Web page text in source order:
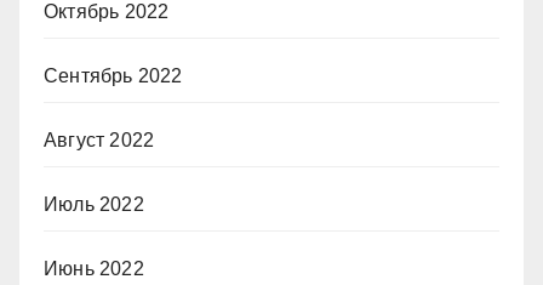
Октябрь 2022
Сентябрь 2022
Август 2022
Июль 2022
Июнь 2022